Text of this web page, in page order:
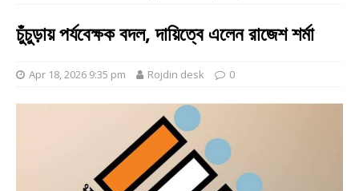
চুঁচুড়ায় পর্যবেক্ষক বদল, দায়িত্বে এলেন রাজেশ শর্মা
Apr 18, 2026 9:35 pm Rojdin desk 0